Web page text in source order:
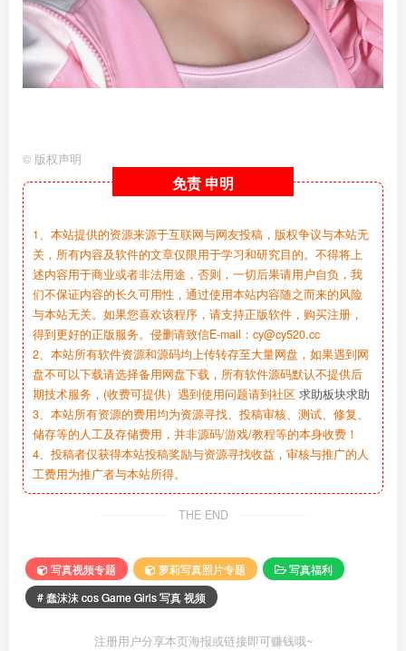
© 版权声明
免责 申明
1、本站提供的资源来源于互联网与网友投稿，版权争议与本站无
关，所有内容及软件的文章仅限用于学习和研究目的。不得将上
述内容用于商业或者非法用途，否则，一切后果请用户自负，我
们不保证内容的长久可用性，通过使用本站内容随之而来的风险
与本站无关。如果您喜欢该程序，请支持正版软件，购买注册，
得到更好的正版服务。侵删请致信E-mail：cy@cy520.cc
2、本站所有软件资源和源码均上传转存至大量网盘，如果遇到网
盘不可以下载请选择备用网盘下载，所有软件源码默认不提供后
期技术服务，(收费可提供）遇到使用问题请到社区 求助板块求助
3、本站所有资源的费用均为资源寻找、投稿审核、测试、修复、
储存等的人工及存储费用，并非源码/游戏/教程等的本身收费！
4、投稿者仅获得本站投稿奖励与资源寻找收益，审核与推广的人
工费用为推广者与本站所得。
THE END
写真视频专题 萝莉写真照片专题
写真福利
# 蠢沫沫 cos Game Girls 写真 视频
注册用户分享本页海报或链接即可赚钱哦~